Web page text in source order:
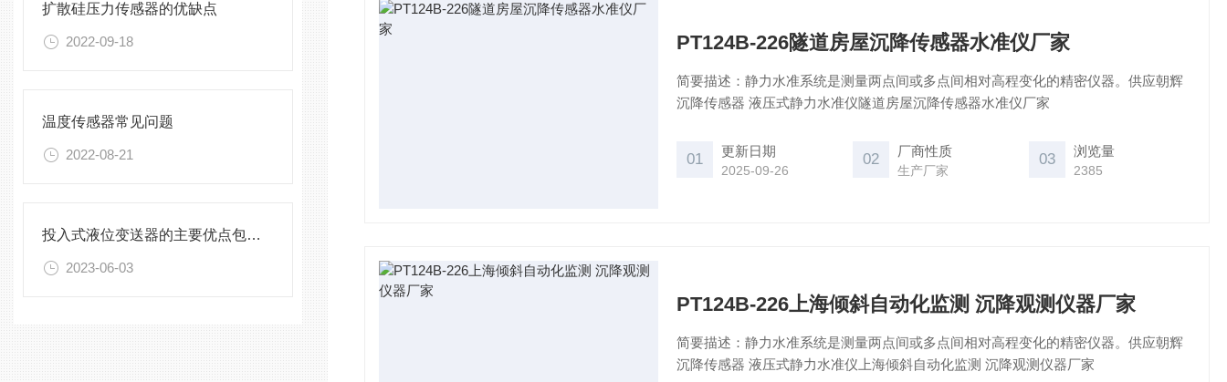
扩散硅压力传感器的优缺点
2022-09-18
温度传感器常见问题
2022-08-21
投入式液位变送器的主要优点包括哪些？
2023-06-03
PT124B-226隧道房屋沉降传感器水准仪厂家
简要描述：静力水准系统是测量两点间或多点间相对高程变化的精密仪器。供应朝辉
沉降传感器 液压式静力水准仪隧道房屋沉降传感器水准仪厂家
01 更新日期
2025-09-26
02 厂商性质
生产厂家
03 浏览量
2385
PT124B-226上海倾斜自动化监测 沉降观测仪器厂家
简要描述：静力水准系统是测量两点间或多点间相对高程变化的精密仪器。供应朝辉
沉降传感器 液压式静力水准仪上海倾斜自动化监测 沉降观测仪器厂家